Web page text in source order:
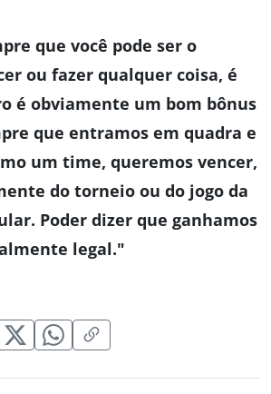
que você pode ser o
ou fazer qualquer coisa, é
é obviamente um bom bônus
que entramos em quadra e
um time, queremos vencer,
do torneio ou do jogo da
Poder dizer que ganhamos
legal."